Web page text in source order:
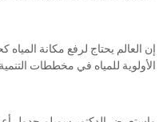
إن العالم يحتاج لرفع مكانة
الأولوية للمياه في مخططات التنمية